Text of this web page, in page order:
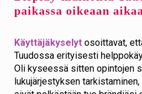
paikassa oikeaan
Käyttäjäkyselyt osoittavat,
Tuudossa erityisesti
Oli kyseessä sitten opintojen
lukujärjestyksen